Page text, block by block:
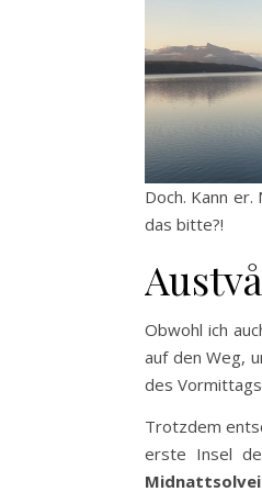
Doch. Kann
das bitte?!
Obwohl ich
auf den Weg,
des
Trotzdem
erste Insel